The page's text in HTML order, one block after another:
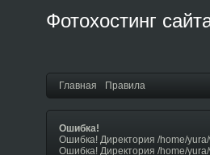
Фотохостинг
Главная Правила
Ошибка!
Ошибка! Директория /home/
Ошибка! Директория /home/